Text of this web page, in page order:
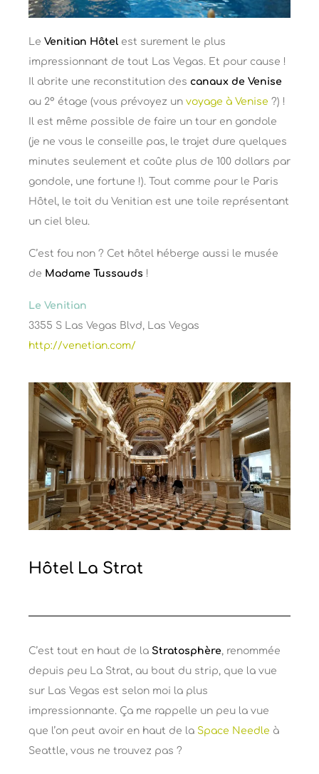
Le Venitian Hôtel est surement le plus
impressionnant de tout Las Vegas. Et pour cause !
Il abrite une reconstitution des canaux de Venise
au 2° étage (vous prévoyez un voyage à Venise ?) !
Il est même possible de faire un tour en gondole
(je ne vous le conseille pas, le trajet dure quelques
minutes seulement et coûte plus de 100 dollars par
gondole, une fortune !). Tout comme pour le Paris
Hôtel, le toit du Venitian est une toile représentant
un ciel bleu.
C’est fou non ? Cet hôtel héberge aussi le musée
de Madame Tussauds !
Le Venitian
3355 S Las Vegas Blvd, Las Vegas
http://venetian.com/
Hôtel La Strat
C’est tout en haut de la Stratosphère, renommée
depuis peu La Strat, au bout du strip, que la vue
sur Las Vegas est selon moi la plus
impressionnante. Ça me rappelle un peu la vue
que l’on peut avoir en haut de la Space Needle à
Seattle, vous ne trouvez pas ?